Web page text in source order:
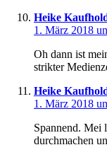
Heike
1. März 2018
Oh dann ist
strikter
Heike
1. März 2018
Spannend. Mei
durchmachen